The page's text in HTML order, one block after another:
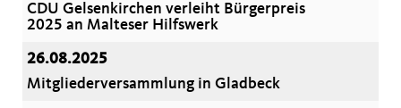
CDU Gelsenkirchen verleiht Bürgerpreis
2025 an Malteser Hilfswerk
26.08.2025
Mitgliederversammlung in Gladbeck